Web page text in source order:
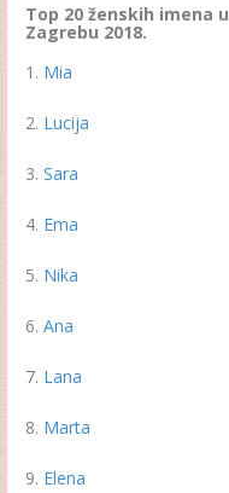
Top 20 ženskih imena u
Zagrebu 2018.
Mia
Lucija
Sara
Ema
Nika
Ana
Lana
Marta
Elena